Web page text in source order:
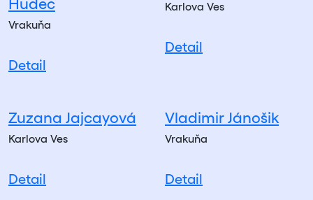
Vrakuňa
Detail
Karlova Ves
Detail
Zuzana Jajcayová
Karlova Ves
Detail
Vladimir Jánošik
Vrakuňa
Detail